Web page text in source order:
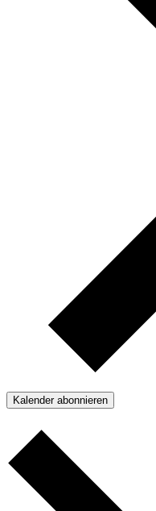
Kalender abonnieren